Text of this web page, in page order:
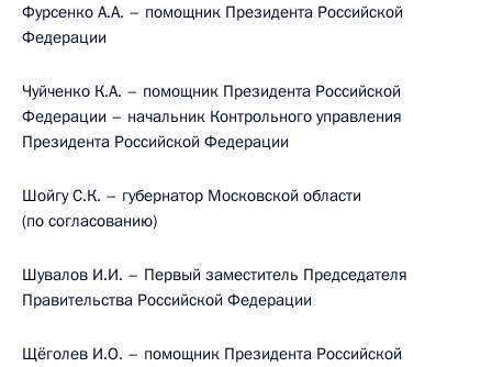
Фурсенко А.А. – помощник Президента Российской
Федерации
Чуйченко К.А. – помощник Президента Российской
Федерации – начальник Контрольного управления
Президента Российской Федерации
Шойгу С.К. – губернатор Московской области
(по согласованию)
Шувалов И.И. – Первый заместитель Председателя
Правительства Российской Федерации
Щёголев И.О. – помощник Президента Российской